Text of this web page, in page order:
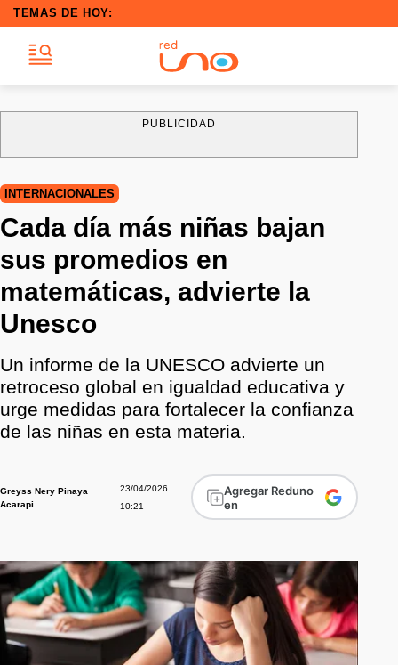
TEMAS DE HOY:
PUBLICIDAD
INTERNACIONALES
Cada día más niñas bajan
sus promedios en
matemáticas, advierte la
Unesco
Un informe de la UNESCO advierte un
retroceso global en igualdad educativa y
urge medidas para fortalecer la confianza
de las niñas en esta materia.
Greyss Nery Pinaya
Acarapi
23/04/2026
10:21
Agregar Reduno
en